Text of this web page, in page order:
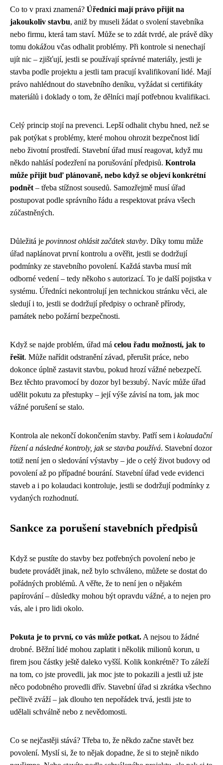
Co to v praxi znamená? Úředníci mají právo přijít na
jakoukoliv stavbu, aniž by museli žádat o svolení stavebníka
nebo firmu, která tam staví. Může se to zdát tvrdé, ale právě díky
tomu dokážou včas odhalit problémy. Při kontrole si nenechají
ujít nic – zjišťují, jestli se používají správné materiály, jestli je
stavba podle projektu a jestli tam pracují kvalifikovaní lidé. Mají
právo nahlédnout do stavebního deníku, vyžádat si certifikáty
materiálů i doklady o tom, že dělníci mají potřebnou kvalifikaci.
Celý princip stojí na prevenci. Lepší odhalit chybu hned, než se
pak potýkat s problémy, které mohou ohrozit bezpečnost lidí
nebo životní prostředí. Stavební úřad musí reagovat, když mu
někdo nahlásí podezření na porušování předpisů. Kontrola
může přijít buď plánovaně, nebo když se objeví konkrétní
podnět – třeba stížnost sousedů. Samozřejmě musí úřad
postupovat podle správního řádu a respektovat práva všech
zúčastněných.
Důležitá je povinnost ohlásit začátek stavby. Díky tomu může
úřad naplánovat první kontrolu a ověřit, jestli se dodržují
podmínky ze stavebního povolení. Každá stavba musí mít
odborné vedení – tedy někoho s autorizací. To je další pojistka v
systému. Úředníci nekontrolují jen technickou stránku věci, ale
sledují i to, jestli se dodržují předpisy o ochraně přírody,
památek nebo požární bezpečnosti.
Když se najde problém, úřad má celou řadu možností, jak to
řešit. Může nařídit odstranění závad, přerušit práce, nebo
dokonce úplně zastavit stavbu, pokud hrozí vážné nebezpečí.
Bez těchto pravomocí by dozor byl beззubý. Navíc může úřad
udělit pokutu za přestupky – její výše závisí na tom, jak moc
vážné porušení se stalo.
Kontrola ale nekončí dokončením stavby. Patří sem i kolaudační
řízení a následné kontroly, jak se stavba používá. Stavební dozor
totiž není jen o sledování výstavby – jde o celý život budovy od
povolení až po případné bourání. Stavební úřad vede evidenci
staveb a i po kolaudaci kontroluje, jestli se dodržují podmínky z
vydaných rozhodnutí.
Sankce za porušení stavebních předpisů
Když se pustíte do stavby bez potřebných povolení nebo je
budete provádět jinak, než bylo schváleno, můžete se dostat do
pořádných problémů. A věřte, že to není jen o nějakém
papírování – důsledky mohou být opravdu vážné, a to nejen pro
vás, ale i pro lidi okolo.
Pokuta je to první, co vás může potkat. A nejsou to žádné
drobné. Běžní lidé mohou zaplatit i několik milionů korun, u
firem jsou částky ještě daleko vyšší. Kolik konkrétně? To záleží
na tom, co jste provedli, jak moc jste to pokazili a jestli už jste
něco podobného provedli dřív. Stavební úřad si zkrátka všechno
pečlivě zváží – jak dlouho ten nepořádek trvá, jestli jste to
udělali schválně nebo z nevědomosti.
Co se nejčastěji stává? Třeba to, že někdo začne stavět bez
povolení. Myslí si, že to nějak dopadne, že si to stejně nikdo